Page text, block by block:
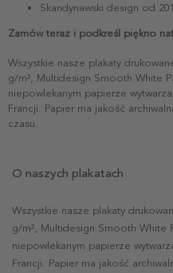
Skandynawski design od
Zamów teraz i podkreśl piękno
Wszystkie nasze plakaty
g/m², Multidesign Smooth White
niepowlekanym papierze
Francji. Papier ma jakość
czasu.
O naszych plakatach
Wszystkie nasze plakaty
g/m², Multidesign Smooth White
niepowlekanym papierze
Francji. Papier ma jakość